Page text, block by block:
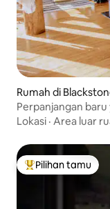
Rumah di
Perpanjangan
Cabin
Lokasi · Area luar
Pilihan tamu
Pilihan tamu